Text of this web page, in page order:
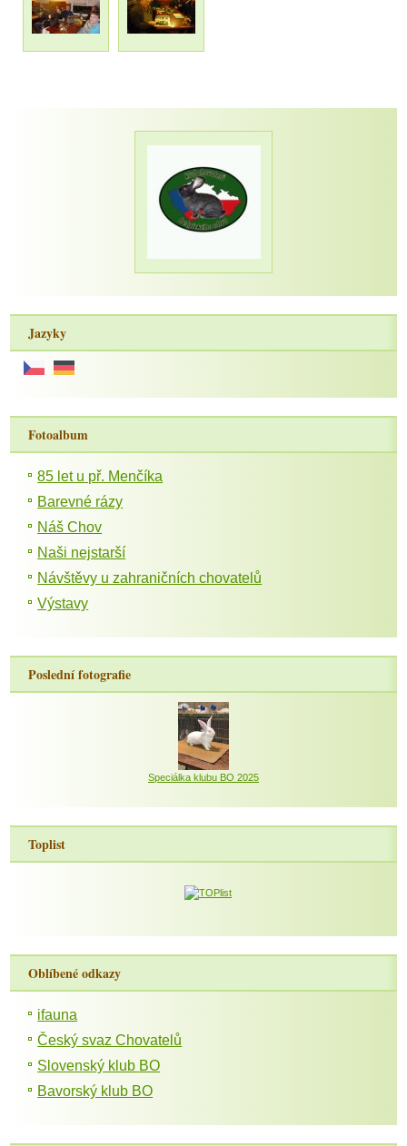
Jazyky
Fotoalbum
85 let u př. Menčíka
Barevné rázy
Náš Chov
Naši nejstarší
Návštěvy u zahraničních chovatelů
Výstavy
Poslední fotografie
Speciálka klubu BO 2025
Toplist
Oblíbené odkazy
ifauna
Český svaz Chovatelů
Slovenský klub BO
Bavorský klub BO